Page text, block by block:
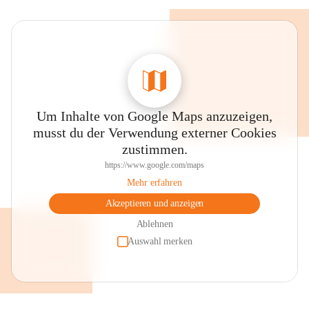
Um Inhalte von Google Maps anzuzeigen,
musst du der Verwendung externer Cookies
zustimmen.
https://www.google.com/maps
Mehr erfahren
Akzeptieren und anzeigen
Ablehnen
Auswahl merken